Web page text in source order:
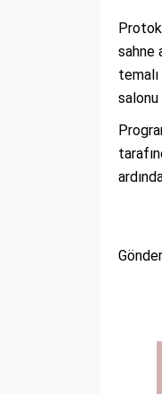
sahne
salonu